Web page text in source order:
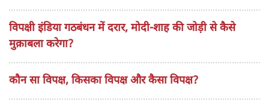
विपक्षी इंडिया गठबंधन में दरार, मोदी-शाह की जोड़ी से कैसे
मुक़ाबला करेगा?
कौन सा विपक्ष, किसका विपक्ष और कैसा विपक्ष?